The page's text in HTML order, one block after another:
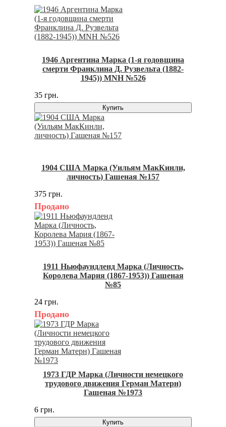
1946 Аргентина Марка (1-я годовщина
смерти Франклина Д. Рузвельта (1882-
1945)) MNH №526
35 грн.
Купить
1904 США Марка (Уильям МакКинли,
личность) Гашеная №157
375 грн.
Продано
1911 Ньюфаундленд Марка (Личность,
Королева Мария (1867-1953)) Гашеная
№85
24 грн.
Продано
1973 ГДР Марка (Личности немецкого
трудового движения Герман Матерн)
Гашеная №1973
6 грн.
Купить